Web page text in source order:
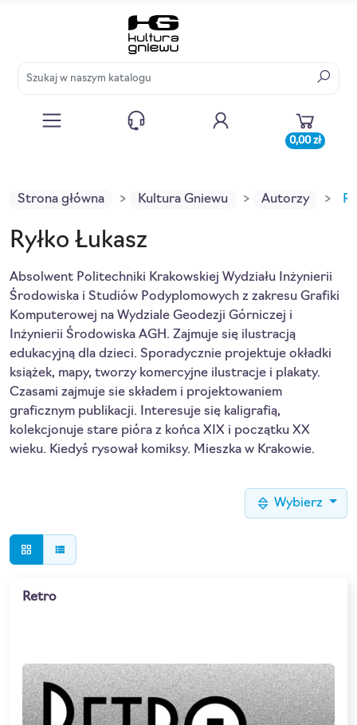
0,00 zł
Strona główna Kultura Gniewu Autorzy
Ryłko Łukasz
Absolwent Politechniki Krakowskiej Wydziału Inżynierii
Środowiska i Studiów Podyplomowych z zakresu Grafiki
Komputerowej na Wydziale Geodezji Górniczej i
Inżynierii Środowiska AGH. Zajmuje się ilustracją
edukacyjną dla dzieci. Sporadycznie projektuje okładki
książek, mapy, tworzy komercyjne ilustracje i plakaty.
Czasami zajmuje sie składem i projektowaniem
graficznym publikacji. Interesuje się kaligrafią,
kolekcjonuje stare pióra z końca XIX i początku XX
wieku. Kiedyś rysował komiksy. Mieszka w Krakowie.
Wybierz
grid_view view_list
Retro